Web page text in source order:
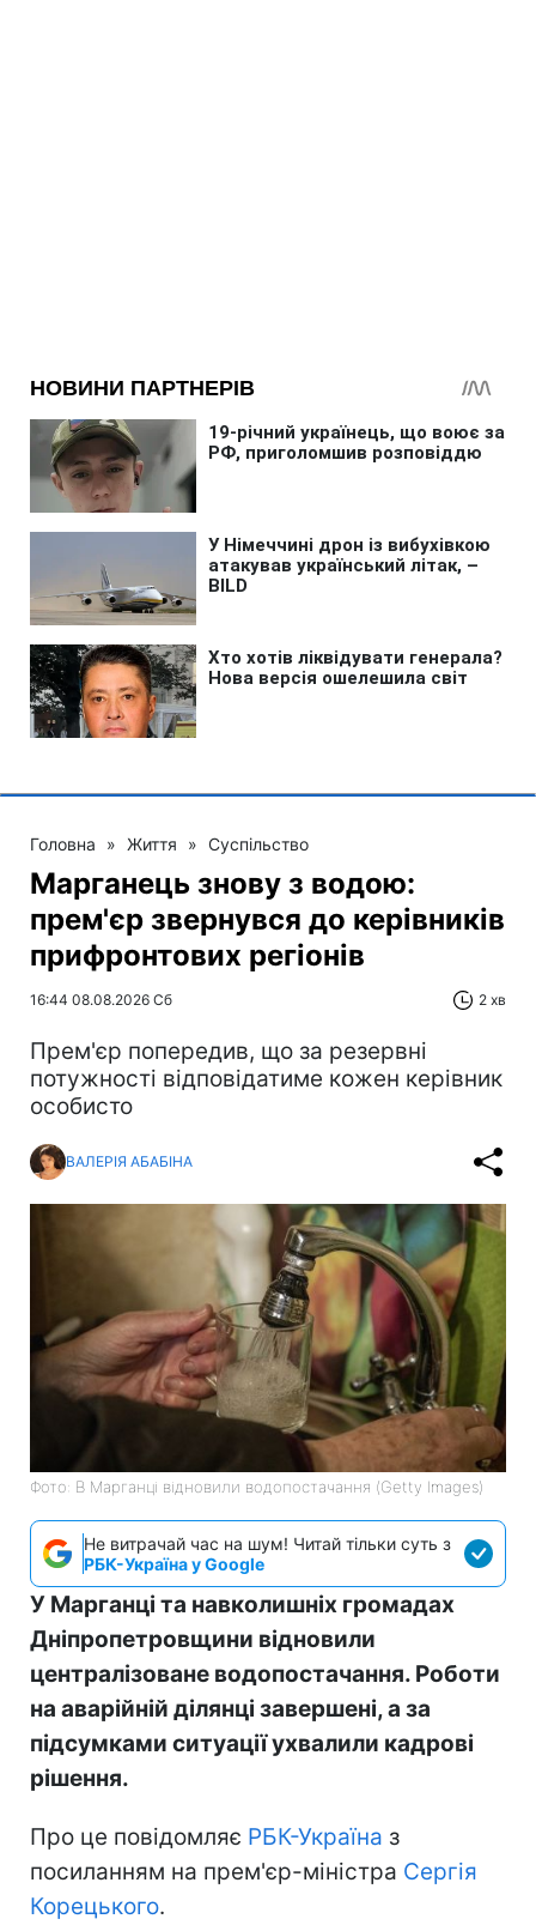
Головна » Життя » Суспільство
Марганець знову з водою:
прем'єр звернувся до керівників
прифронтових регіонів
16:44 08.08.2026 Сб 2 хв
Прем'єр попередив, що за резервні
потужності відповідатиме кожен керівник
особисто
ВАЛЕРІЯ АБАБІНА
Фото: В Марганці відновили водопостачання (Getty Images)
Не витрачай час на шум! Читай тільки суть з
РБК-Україна у Google
У Марганці та навколишніх громадах
Дніпропетровщини відновили
централізоване водопостачання. Роботи
на аварійній ділянці завершені, а за
підсумками ситуації ухвалили кадрові
рішення.
Про це повідомляє РБК-Україна з
посиланням на прем'єр-міністра Сергія
Корецького.